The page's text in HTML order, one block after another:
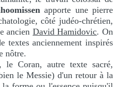
apporte une pierre
côté judéo-chrétien,
ancien David Hamidovic. On
textes anciennement inspirés
nôtre.
Coran, autre texte sacré,
le Messie) d'un retour à la